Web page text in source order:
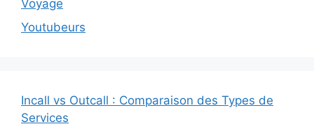
Voyage
Youtubeurs
Incall vs Outcall : Comparaison des Types de
Services